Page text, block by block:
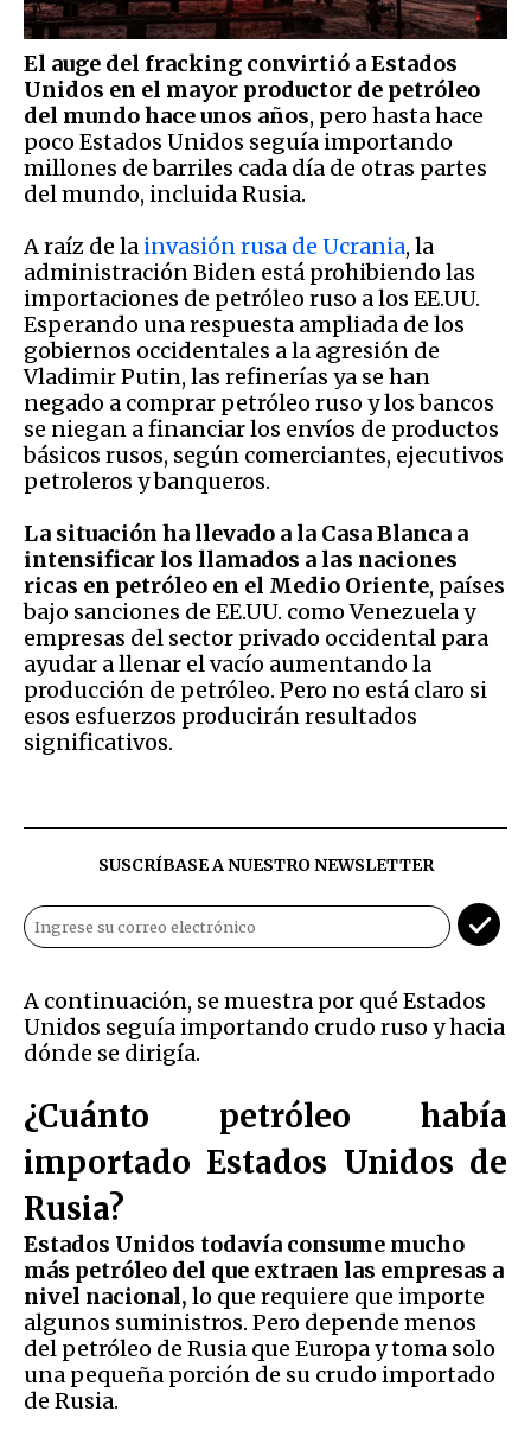
El auge del fracking convirtió a Estados
Unidos en el mayor productor de petróleo
del mundo hace unos años, pero hasta hace
poco Estados Unidos seguía importando
millones de barriles cada día de otras partes
del mundo, incluida Rusia.
A raíz de la invasión rusa de Ucrania, la
administración Biden está prohibiendo las
importaciones de petróleo ruso a los EE.UU.
Esperando una respuesta ampliada de los
gobiernos occidentales a la agresión de
Vladimir Putin, las refinerías ya se han
negado a comprar petróleo ruso y los bancos
se niegan a financiar los envíos de productos
básicos rusos, según comerciantes, ejecutivos
petroleros y banqueros.
La situación ha llevado a la Casa Blanca a
intensificar los llamados a las naciones
ricas en petróleo en el Medio Oriente, países
bajo sanciones de EE.UU. como Venezuela y
empresas del sector privado occidental para
ayudar a llenar el vacío aumentando la
producción de petróleo. Pero no está claro si
esos esfuerzos producirán resultados
significativos.
SUSCRÍBASE A NUESTRO NEWSLETTER
A continuación, se muestra por qué Estados
Unidos seguía importando crudo ruso y hacia
dónde se dirigía.
¿Cuánto petróleo había
importado Estados Unidos de
Rusia?
Estados Unidos todavía consume mucho
más petróleo del que extraen las empresas a
nivel nacional, lo que requiere que importe
algunos suministros. Pero depende menos
del petróleo de Rusia que Europa y toma solo
una pequeña porción de su crudo importado
de Rusia.